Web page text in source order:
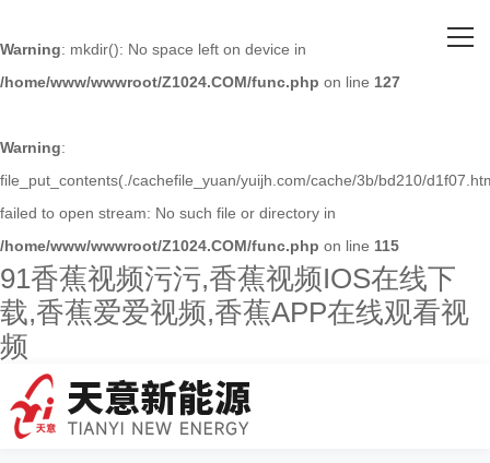
Warning: mkdir(): No space left on device in
/home/www/wwwroot/Z1024.COM/func.php on line 127
Warning:
file_put_contents(./cachefile_yuan/yuijh.com/cache/3b/bd210/
failed to open stream: No such file or directory in
/home/www/wwwroot/Z1024.COM/func.php on line 115
91香蕉视频污污,香蕉视频IOS在线下
载,香蕉爱爱视频,香蕉APP在线观看视
频
关于91香蕉视频污污
主营产品
人才招聘
新闻资讯
联系91香蕉视频污污